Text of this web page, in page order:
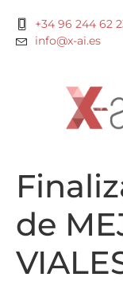
+34 96 244 62
info@x-ai.es
de